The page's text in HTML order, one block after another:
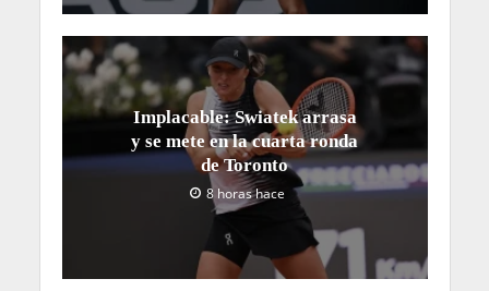
Implacable: Swiatek arrasa
y se mete en la cuarta ronda
de Toronto
8 horas hace